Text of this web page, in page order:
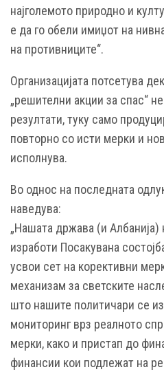
најголемото природно и
е да го обели имиџот на
на противниците“.
Организацијата потсетува
„решителни акции за спас“
резултати, туку само
повторно со исти мерки и
исполнува.
Во однос на последната
наведува:
„Нашата држава (и
изработи Посакувана
усвои сет на корективни
механизам за светските
што нашите политичари се
мониторинг врз реалното
мерки, како и пристап до
финансии кои подлежат на